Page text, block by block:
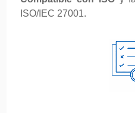
ISO/IEC 27001.